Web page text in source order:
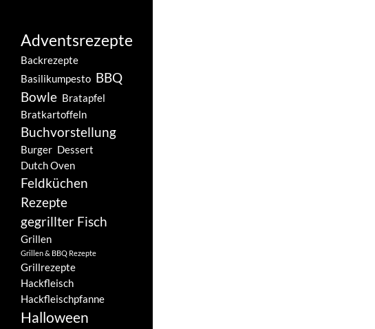
Adventsrezepte
Backrezepte
Basilikumpesto BBQ
Bowle Bratapfel
Bratkartoffeln
Buchvorstellung
Burger Dessert
Dutch Oven
Feldküchen
Rezepte
gegrillter Fisch
Grillen
Grillen & BBQ Rezepte
Grillrezepte
Hackfleisch
Hackfleischpfanne
Halloween